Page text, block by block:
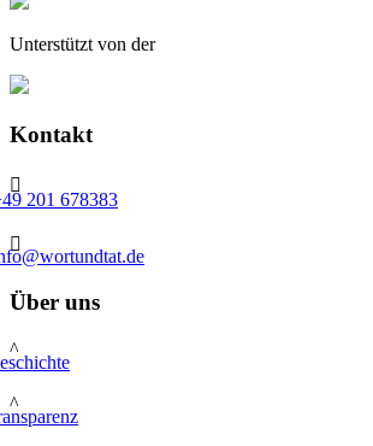
Unterstützt von der
Kontakt

201 678383

Über uns
^
^